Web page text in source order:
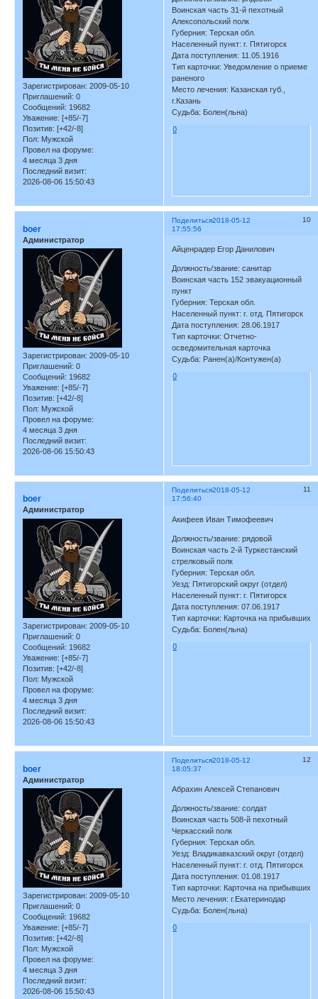
Зарегистрирован: 2009-05-10
Приглашений: 0
Сообщений: 19682
Уважение: [+85/-7]
Позитив: [+42/-8]
Пол: Мужской
Провел на форуме:
4 месяца 3 дня
Последний визит:
2026-08-06 15:50:43
Воинская часть 31-й пехотный
Алексопольский полк
Губерния: Терская обл.
Населенный пункт: г. Пятигорск
Дата поступления: 11.05.1916
Тип карточки: Уведомление о приеме
раненого
Место лечения: Казанская губ.,
г.Казань
Судьба: Болен(льна)
0
Поделиться 10
2018-05-12
17:55:56
boer
Администратор
Зарегистрирован: 2009-05-10
Приглашений: 0
Сообщений: 19682
Уважение: [+85/-7]
Позитив: [+42/-8]
Пол: Мужской
Провел на форуме:
4 месяца 3 дня
Последний визит:
2026-08-06 15:50:43
Айценрадер Егор Данилович
Должность/звание: санитар
Воинская часть 152 эвакуационный
пункт
Губерния: Терская обл.
Населенный пункт: г. отд. Пятигорск
Дата поступления: 28.06.1917
Тип карточки: Отчетно-
осведомительная карточка
Судьба: Ранен(а)/Контужен(а)
0
Поделиться 11
2018-05-12
17:56:40
boer
Администратор
Зарегистрирован: 2009-05-10
Приглашений: 0
Сообщений: 19682
Уважение: [+85/-7]
Позитив: [+42/-8]
Пол: Мужской
Провел на форуме:
4 месяца 3 дня
Последний визит:
2026-08-06 15:50:43
Акифеев Иван Тимофеевич
Должность/звание: рядовой
Воинская часть 2-й Туркестанский
стрелковый полк
Губерния: Терская обл.
Уезд: Пятигорский округ (отдел)
Населенный пункт: г. Пятигорск
Дата поступления: 07.06.1917
Тип карточки: Карточка на прибывших
Судьба: Болен(льна)
0
Поделиться 12
2018-05-12
18:05:37
boer
Администратор
Зарегистрирован: 2009-05-10
Приглашений: 0
Сообщений: 19682
Уважение: [+85/-7]
Позитив: [+42/-8]
Пол: Мужской
Провел на форуме:
4 месяца 3 дня
Последний визит:
2026-08-06 15:50:43
Абрахин Алексей Степанович
Должность/звание: солдат
Воинская часть 508-й пехотный
Черкасский полк
Губерния: Терская обл.
Уезд: Владикавказский округ (отдел)
Населенный пункт: г. отд. Пятигорск
Дата поступления: 01.08.1917
Тип карточки: Карточка на прибывших
Место лечения: г.Екатеринодар
Судьба: Болен(льна)
0